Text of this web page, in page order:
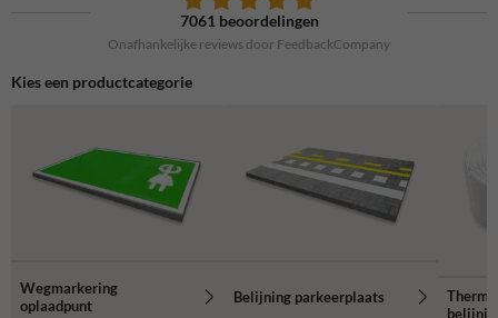
7061 beoordelingen
Onafhankelijke reviews door FeedbackCompany
Kies een productcategorie
Wegmarkering
oplaadpunt
Belijning parkeerplaats